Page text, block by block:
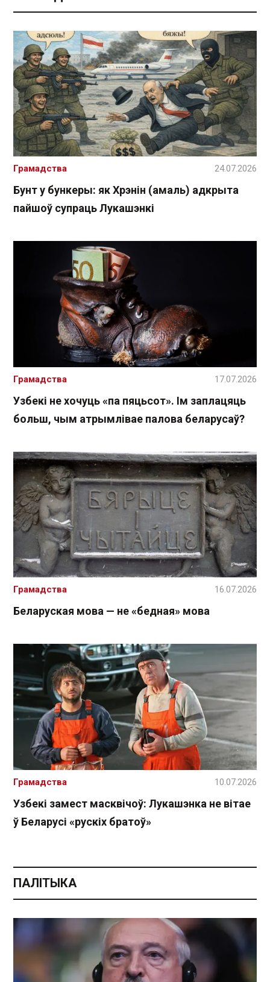
Бунт у бункеры: як Хрэнін (амаль) адкрыта
пайшоў супраць Лукашэнкі
Грамадства 24.07.2026
Узбекі не хочуць «па пяцьсот». Ім заплацяць
больш, чым атрымлівае палова беларусаў?
Грамадства 17.07.2026
Беларуская мова — не «бедная» мова
Грамадства 16.07.2026
Узбекі замест масквічоў: Лукашэнка не вітае
ў Беларусі «рускіх братоў»
Грамадства 10.07.2026
ПАЛІТЫКА